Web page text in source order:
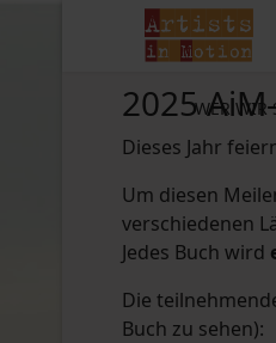
WER WIR
2025
Dieses Jahr
Um diesen
verschiedenen
Jedes Buch wird
Die
Buch zu sehen):